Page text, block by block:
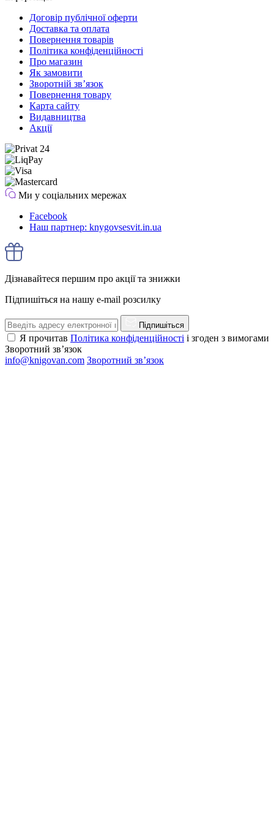
Договір публічної оферти
Доставка та оплата
Повернення товарів
Політика конфіденційності
Про магазин
Як замовити
Зворотній зв’язок
Повернення товару
Карта сайту
Видавництва
Акції
Ми у соціальних мережах
Facebook
Наш партнер: knygovsesvit.in.ua
Дізнавайтеся першим про акції та знижки
Підпишіться на нашу e-mail розсилку
Підпишіться
Я прочитав Політика конфіденційності і згоден з вимогами
Зворотний зв’язок
info@knigovan.com Зворотний зв’язок